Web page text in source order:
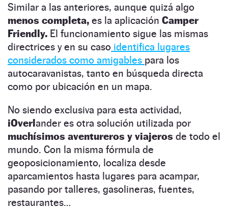
Similar a las anteriores, aunque quizá algo
menos completa, es la aplicación Camper
Friendly. El funcionamiento sigue las mismas
directrices y en su caso identifica lugares
considerados como amigables para los
autocaravanistas, tanto en búsqueda directa
como por ubicación en un mapa.
No siendo exclusiva para esta actividad,
iOverlander es otra solución utilizada por
muchísimos aventureros y viajeros de todo el
mundo. Con la misma fórmula de
geoposicionamiento, localiza desde
aparcamientos hasta lugares para acampar,
pasando por talleres, gasolineras, fuentes,
restaurantes…